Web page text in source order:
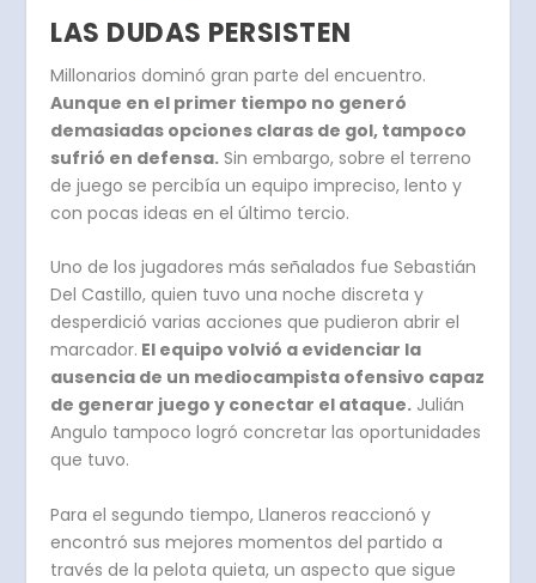
LAS DUDAS PERSISTEN
Millonarios dominó gran parte del encuentro.
Aunque en el primer tiempo no generó
demasiadas opciones claras de gol, tampoco
sufrió en defensa. Sin embargo, sobre el terreno
de juego se percibía un equipo impreciso, lento y
con pocas ideas en el último tercio.
Uno de los jugadores más señalados fue Sebastián
Del Castillo, quien tuvo una noche discreta y
desperdició varias acciones que pudieron abrir el
marcador. El equipo volvió a evidenciar la
ausencia de un mediocampista ofensivo capaz
de generar juego y conectar el ataque. Julián
Angulo tampoco logró concretar las oportunidades
que tuvo.
Para el segundo tiempo, Llaneros reaccionó y
encontró sus mejores momentos del partido a
través de la pelota quieta, un aspecto que sigue